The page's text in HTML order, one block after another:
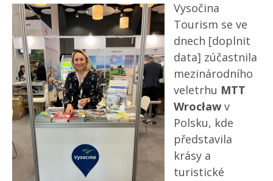
Vysočina
Tourism se ve
dnech [doplnit
data] zúčastnila
mezinárodního
veletrhu MTT
Wrocław v
Polsku, kde
představila
krásy a
turistické